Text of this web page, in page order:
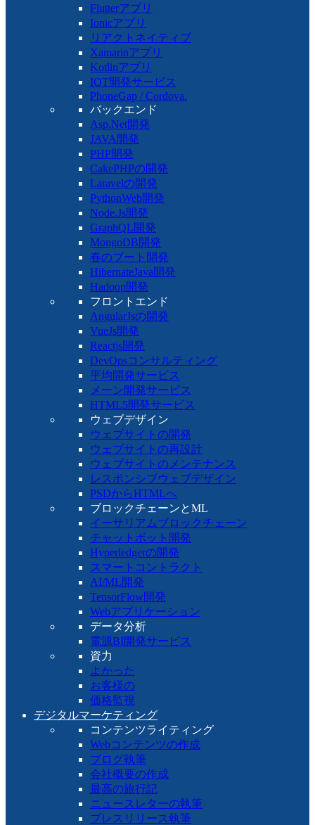
Flutterアプリ
Ionicアプリ
リアクトネイティブ
Xamarinアプリ
Kotlinアプリ
IOT開発サービス
PhoneGap / Cordova.
バックエンド
Asp.Net開発
JAVA開発
PHP開発
CakePHPの開発
Laravelの開発
PythonWeb開発
Node.Js開発
GraphQL開発
MongoDB開発
春のブート開発
HibernateJava開発
Hadoop開発
フロントエンド
AngularJsの開発
VueJs開発
Reactjs開発
DevOpsコンサルティング
平均開発サービス
メーン開発サービス
HTML5開発サービス
ウェブデザイン
ウェブサイトの開発
ウェブサイトの再設計
ウェブサイトのメンテナンス
レスポンシブウェブデザイン
PSDからHTMLへ
ブロックチェーンとML
イーサリアムブロックチェーン
チャットボット開発
Hyperledgerの開発
スマートコントラクト
AI/ML開発
TensorFlow開発
Webアプリケーション
データ分析
電源BI開発サービス
資力
よかった
お客様の
価格監視
デジタルマーケティング
コンテンツライティング
Webコンテンツの作成
ブログ執筆
会社概要の作成
最高の旅行記
ニュースレターの執筆
プレスリリース執筆